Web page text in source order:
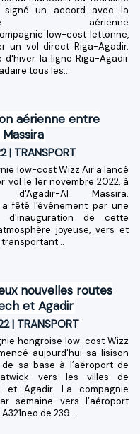
signé un accord avec la
aérienne
low-cost lettonne,
un vol direct Riga-Agadir.
d'hiver la ligne Riga-Agadir
tous les...
aérienne entre
| TRANSPORT
low-cost Wizz Air a lancé
vol le 1er novembre 2022, à
d'Agadir-Al Massira.
fêté l'événement par une
d'inauguration de cette
joyeuse, vers et
nouvelles routes
et Agadir
| TRANSPORT
hongroise low-cost Wizz
aujourd'hui sa lisison
sa base à l’aéroport de
vers les villes de
et Agadir. La compagnie
semaine vers l’aéroport
de 239...